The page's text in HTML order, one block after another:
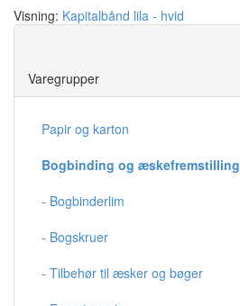
Visning: Kapitalbånd lila - hvid
Varegrupper
Papir og karton
Bogbinding og æskefremstilling
- Bogbinderlim
- Bogskruer
- Tilbehør til æsker og bøger